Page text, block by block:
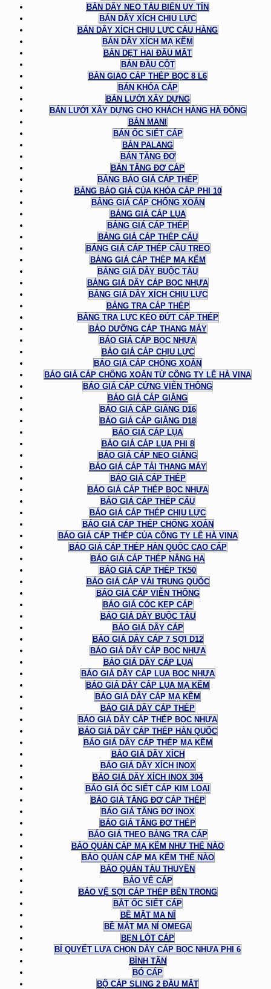
BÁN DÂY NEO TÀU BIỂN UY TÍN
BÁN DÂY XÍCH CHỊU LỰC
BÁN DÂY XÍCH CHỊU LỰC CẨU HÀNG
BÁN DÂY XÍCH MẠ KẼM
BẢN DẸT HAI ĐẦU MẮT
BẢN ĐẦU CỘT
BÀN GIAO CÁP THÉP BỌC 8 L6
BÁN KHÓA CÁP
BÁN LƯỚI XÂY DỰNG
BÁN LƯỚI XÂY DỰNG CHO KHÁCH HÀNG HÀ ĐÔNG
BÁN MANI
BÁN ỐC SIẾT CÁP
BÁN PALANG
BÁN TĂNG ĐƠ
BÁN TĂNG ĐƠ CÁP
BẢNG BÁO GIÁ CÁP THÉP
BẢNG BÁO GIÁ CỦA KHÓA CÁP PHI 10
BẢNG GIÁ CÁP CHỐNG XOẮN
BẢNG GIÁ CÁP LỤA
BẢNG GIÁ CÁP THÉP
BẢNG GIÁ CÁP THÉP CẨU
BẢNG GIÁ CÁP THÉP CẦU TREO
BẢNG GIÁ CÁP THÉP MẠ KẼM
BẢNG GIÁ DÂY BUỘC TÀU
BẢNG GIÁ DÂY CÁP BỌC NHỰA
BẢNG GIÁ DÂY XÍCH CHỊU LỰC
BẢNG TRA CÁP THÉP
BẢNG TRA LỰC KÉO ĐỨT CÁP THÉP
BẢO DƯỠNG CÁP THANG MÁY
BÁO GIÁ CÁP BỌC NHỰA
BÁO GIÁ CÁP CHỊU LỰC
BÁO GIÁ CÁP CHỐNG XOẮN
BÁO GIÁ CÁP CHỐNG XOẮN TỪ CÔNG TY LÊ HÀ VINA
BÁO GIÁ CÁP CỨNG VIỄN THÔNG
BÁO GIÁ CÁP GIẰNG
BÁO GIÁ CÁP GIẰNG D16
BÁO GIÁ CÁP GIẰNG D18
BÁO GIÁ CÁP LỤA
BÁO GIÁ CÁP LỤA PHI 8
BÁO GIÁ CÁP NEO GIẰNG
BÁO GIÁ CÁP TẢI THANG MÁY
BÁO GIÁ CÁP THÉP
BÁO GIÁ CÁP THÉP BỌC NHỰA
BÁO GIÁ CÁP THÉP CẨU
BÁO GIÁ CÁP THÉP CHỊU LỰC
BÁO GIÁ CÁP THÉP CHỐNG XOẮN
BÁO GIÁ CÁP THÉP CỦA CÔNG TY LÊ HÀ VINA
BÁO GIÁ CÁP THÉP HÀN QUỐC CAO CẤP
BÁO GIÁ CÁP THÉP NÂNG HẠ
BÁO GIÁ CÁP THÉP TK50
BÁO GIÁ CÁP VẢI TRUNG QUỐC
BÁO GIÁ CÁP VIỄN THÔNG
BÁO GIÁ CÓC KẸP CÁP
BÁO GIÁ DÂY BUỘC TÀU
BÁO GIÁ DÂY CÁP
BÁO GIÁ DÂY CÁP 7 SỢI D12
BÁO GIÁ DÂY CÁP BỌC NHỰA
BÁO GIÁ DÂY CÁP LỤA
BÁO GIÁ DÂY CÁP LỤA BỌC NHỰA
BÁO GIÁ DÂY CÁP LỤA MẠ KẼM
BÁO GIÁ DÂY CÁP MẠ KẼM
BÁO GIÁ DÂY CÁP THÉP
BÁO GIÁ DÂY CÁP THÉP BỌC NHỰA
BÁO GIÁ DÂY CÁP THÉP HÀN QUỐC
BÁO GIÁ DÂY CÁP THÉP MẠ KẼM
BÁO GIÁ DÂY XÍCH
BÁO GIÁ DÂY XÍCH INOX
BÁO GIÁ DÂY XÍCH INOX 304
BÁO GIÁ ỐC SIẾT CÁP KIM LOẠI
BÁO GIÁ TĂNG ĐƠ CÁP THÉP
BÁO GIÁ TĂNG ĐƠ INOX
BÁO GIÁ TĂNG ĐƠ THÉP
BÁO GIÁ THEO BẢNG TRA CÁP
BẢO QUẢN CÁP MẠ KẼM NHƯ THẾ NÀO
BẢO QUẢN CÁP MẠ KẼM THẾ NÀO
BẢO QUẢN TÀU THUYỀN
BẢO VỆ CÁP
BẢO VỆ SỢI CÁP THÉP BÊN TRONG
BẮT ỐC SIẾT CÁP
BỀ MẶT MA NÍ
BỀ MẶT MA NÍ OMEGA
BẸN LÓT CÁP
BÍ QUYẾT LỰA CHỌN DÂY CÁP BỌC NHỰA PHI 6
BÌNH TÂN
BÓ CÁP
BỘ CÁP SLING 2 ĐẦU MẮT